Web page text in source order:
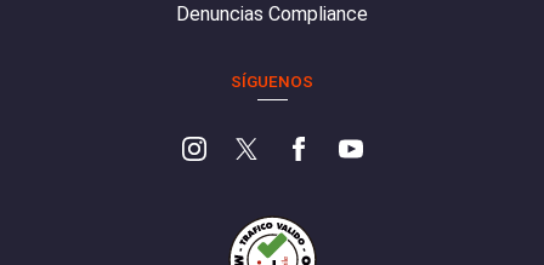
Denuncias Compliance
SÍGUENOS